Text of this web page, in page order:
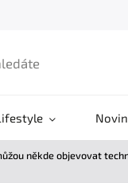
někde objevovat